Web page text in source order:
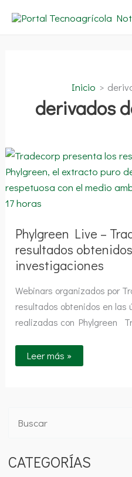
Inicio
derivados
Phylgreen Live –
resultados
investigaciones
Webinars organizados por
resultados obtenidos en las
realizadas con Phylgreen
Phylgreen
Live
–
Tradecorp
presenta
resultados
en
las
últimas
investigaciones
Leer más »
s
CATEGORÍAS